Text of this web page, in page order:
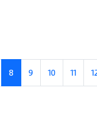
8 9 10 11